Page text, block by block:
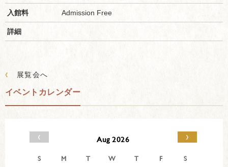
入館料 Admission Free
詳細
‹ 展覧会へ
イベントカレンダー
‹ Aug 2026 ›
S M T W T F S